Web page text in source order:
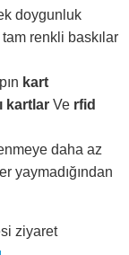
doygunluk
renkli baskılar
kart
kartlar Ve rfid
daha az
yaymadığından
ziyaret